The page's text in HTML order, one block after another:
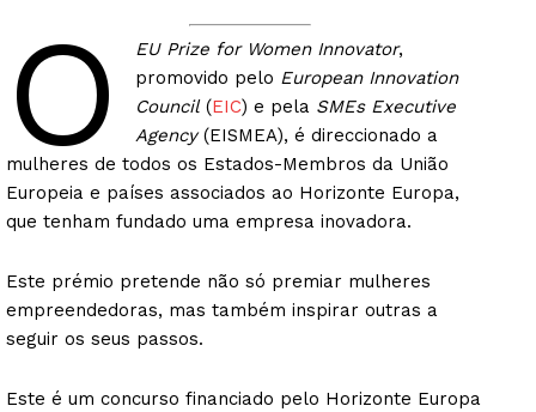
O EU Prize for Women Innovator,
promovido pelo European Innovation
Council(EIC) e pela SMEs Executive
Agency(EISMEA), é direccionado a
mulheres de todos os Estados-Membros da União
Europeia e países associados ao Horizonte Europa,
que tenham fundado uma empresa inovadora.
Este prémio pretende não só premiar mulheres
empreendedoras, mas também inspirar outras a
seguir os seus passos.
Este é um concurso financiado pelo Horizonte Europa